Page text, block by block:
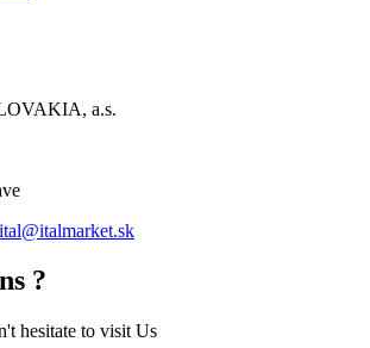
a.s.
ital@italmarket.sk
?
hesitate to visit Us